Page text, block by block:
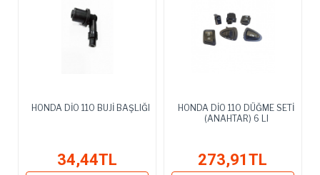
HONDA DİO 110 BUJİ BAŞLIĞI
34,44TL
HONDA DİO 110 DÜĞME SETİ
(ANAHTAR) 6 LI
273,91TL